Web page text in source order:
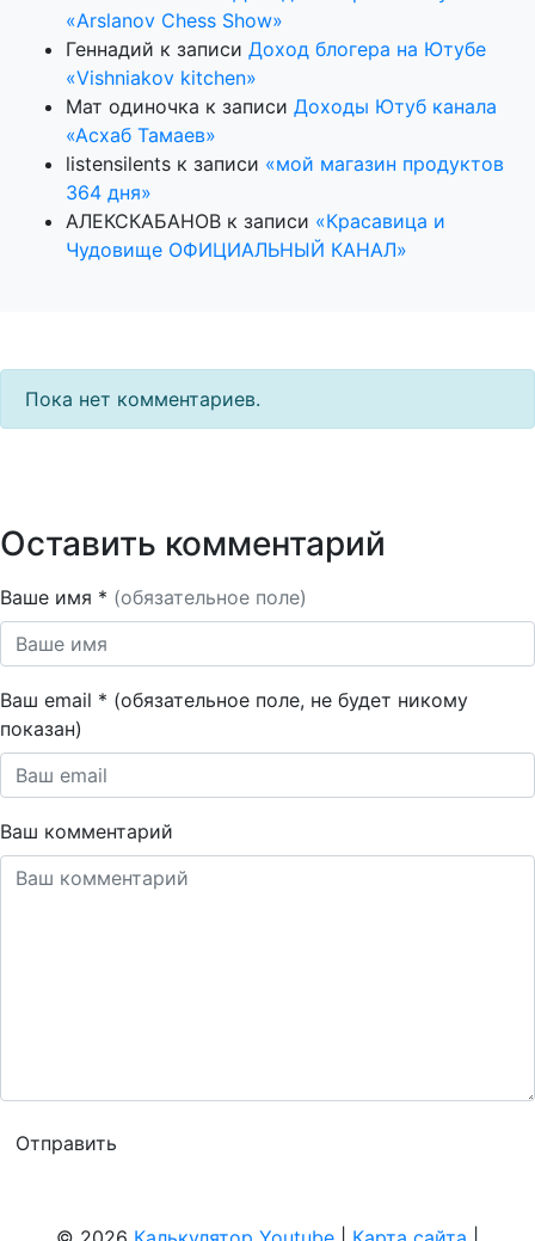
«Arslanov Chess Show»
Геннадий к записи Доход блогера на Ютубе
«Vishniakov kitchen»
Мат одиночка к записи Доходы Ютуб канала
«Асхаб Тамаев»
listensilents к записи «мой магазин продуктов
364 дня»
АЛЕКСКАБАНОВ к записи «Красавица и
Чудовище ОФИЦИАЛЬНЫЙ КАНАЛ»
Пока нет комментариев.
Оставить комментарий
Ваше имя * (обязательное поле)
Ваш email * (обязательное поле, не будет никому
показан)
Ваш комментарий